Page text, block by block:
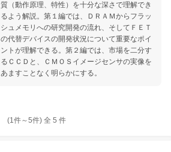
質（動作原理、特性）を十分な深さで理解でき
るよう解説。第１編では、ＤＲＡＭからフラッ
シュメモリへの研究開発の流れ、そしてＦＥＴ
の代替デバイスの開発状況について重要なポイ
ントが理解できる。第２編では、市場を二分す
るＣＣＤと、ＣＭＯＳイメージセンサの実像を
あますことなく明らかにする。
(1件～5件) 全 5 件